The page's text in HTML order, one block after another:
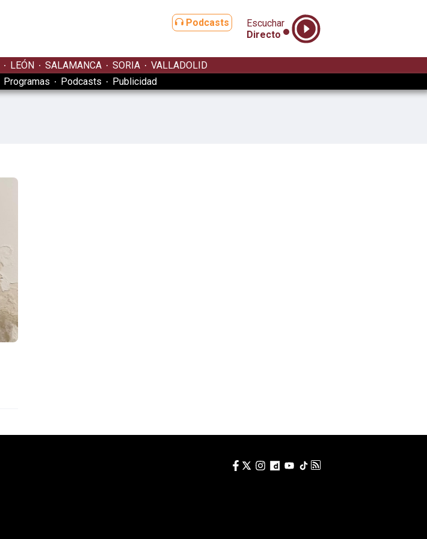
Podcasts
Escuchar
Directo
LEÓN SALAMANCA SORIA
VALLADOLID
Programas Podcasts Publicidad